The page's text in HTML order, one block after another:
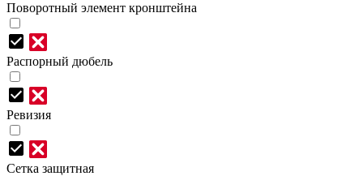
Поворотный элемент кронштейна
Распорный дюбель
Ревизия
Сетка защитная